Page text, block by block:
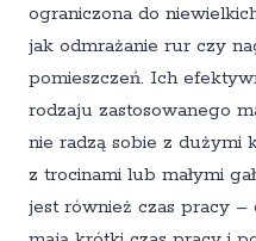
ograniczona do
jak odmrażanie rur czy
pomieszczeń. Ich
rodzaju zastosowanego
nie radzą sobie z dużymi
z trocinami lub małymi
jest również czas pracy